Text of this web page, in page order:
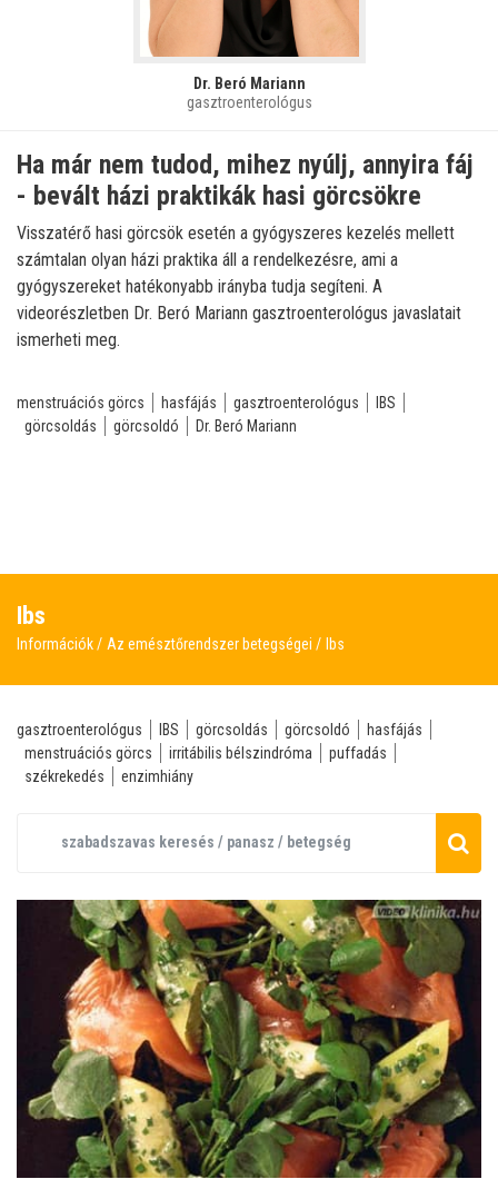
Dr. Beró Mariann
gasztroenterológus
Ha már nem tudod, mihez nyúlj, annyira fáj
- bevált házi praktikák hasi görcsökre
Visszatérő hasi görcsök esetén a gyógyszeres kezelés mellett
számtalan olyan házi praktika áll a rendelkezésre, ami a
gyógyszereket hatékonyabb irányba tudja segíteni. A
videorészletben Dr. Beró Mariann gasztroenterológus javaslatait
ismerheti meg.
menstruációs görcs hasfájás gasztroenterológus
IBS
görcsoldás
görcsoldó Dr. Beró Mariann
Ibs
Információk Az emésztőrendszer betegségei Ibs
gasztroenterológus IBS görcsoldás görcsoldó
hasfájás
menstruációs görcs
irritábilis bélszindróma
puffadás
székrekedés
enzimhiány